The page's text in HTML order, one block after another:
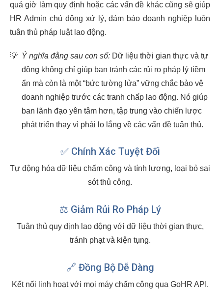
quá giờ làm quy định hoặc các vấn đề khác cũng sẽ giúp
HR Admin chủ động xử lý, đảm bảo doanh nghiệp luôn
tuân thủ pháp luật lao động.
💡 Ý nghĩa đằng sau con số: Dữ liệu thời gian thực và tự
động không chỉ giúp bạn tránh các rủi ro pháp lý tiềm
ẩn mà còn là một “bức tường lửa” vững chắc bảo vệ
doanh nghiệp trước các tranh chấp lao động. Nó giúp
ban lãnh đạo yên tâm hơn, tập trung vào chiến lược
phát triển thay vì phải lo lắng về các vấn đề tuân thủ.
✅ Chính Xác Tuyệt Đối
Tự động hóa dữ liệu chấm công và tính lương, loại bỏ sai
sót thủ công.
⚖️ Giảm Rủi Ro Pháp Lý
Tuân thủ quy định lao động với dữ liệu thời gian thực,
tránh phạt và kiện tụng.
🔗 Đồng Bộ Dễ Dàng
Kết nối linh hoạt với mọi máy chấm công qua GoHR API.